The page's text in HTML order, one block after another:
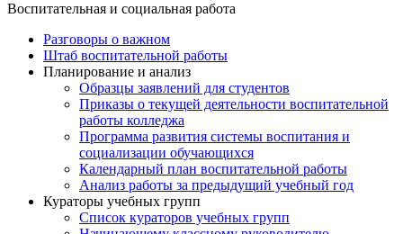
Воспитательная и социальная работа
Разговоры о важном
Штаб воспитательной работы
Планирование и анализ
Образцы заявлений для студентов
Приказы о текущей деятельности воспитательной
работы колледжа
Программа развития системы воспитания и
социализации обучающихся
Календарный план воспитательной работы
Анализ работы за предыдущий учебный год
Кураторы учебных групп
Список кураторов учебных групп